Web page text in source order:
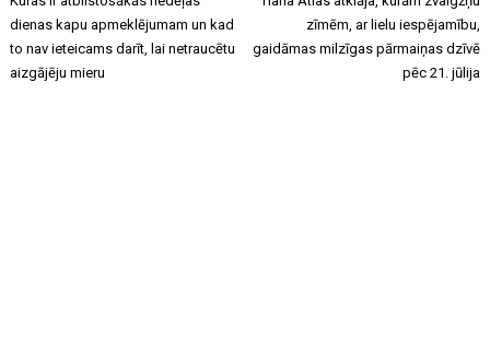
dienas kapu apmeklējumam un kad
to nav ieteicams darīt, lai netraucētu
aizgājēju mieru
zīmēm, ar lielu iespējamību,
gaidāmas milzīgas pārmaiņas dzīvē
pēc 21. jūlija